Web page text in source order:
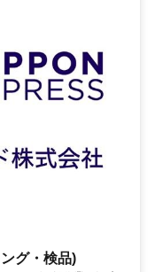
グ・検品)